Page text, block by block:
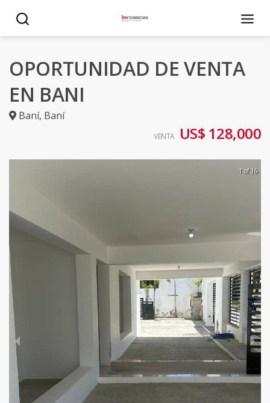
OPORTUNIDAD DE VENTA
EN BANI
Baní, Baní
VENTA US$ 128,000
1 of 16